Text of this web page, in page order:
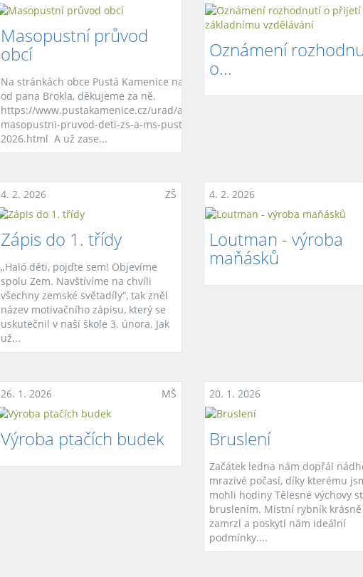
Masopustní průvod
obcí
Na stránkách obce Pustá Kamenice naleznete fotky
od pana Brokla, děkujeme za ně.
https://www.pustakamenice.cz/urad/aktuality/3266-
masopustni-pruvod-deti-zs-a-ms-pusta-kamenice-
2026.html A už zase...
Oznámení
o...
4. 2. 2026 ZŠ
Zápis do 1. třídy
„Haló děti, pojďte sem! Objevíme
spolu Zem. Navštívíme na chvíli
všechny zemské světadíly“, tak zněl
název motivačního zápisu, který se
uskutečnil v naší škole 3. února. Jak
už...
4. 2. 2026
Loutman - výroba
maňásků
26. 1. 2026 MŠ
Výroba ptačích budek
20. 1. 2026
Bruslení
Začátek ledna nám dopřál
mrazivé počasí, díky kterému
mohli hodiny Tělesné výchovy
bruslením. Místní rybník krásně
zamrzl a poskytl nám ideální
podmínky....